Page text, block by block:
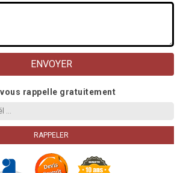
vous rappelle gratuitement